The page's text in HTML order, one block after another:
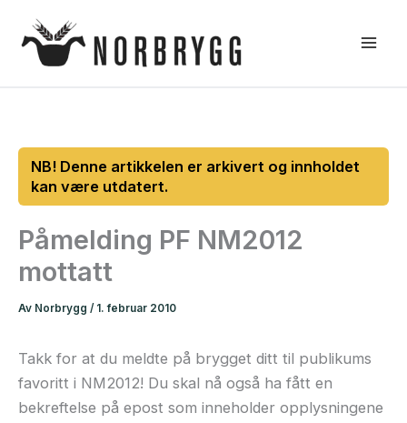
rett
Påmelding PF NM2012
mottatt
Av Norbrygg / 1. februar 2010
Takk for at du meldte på brygget ditt til publikums
favoritt i NM2012! Du skal nå også ha fått en
bekreftelse på epost som inneholder opplysningene